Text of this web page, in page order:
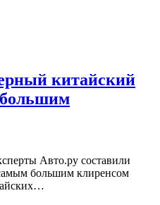
китайский
Авто.ру составили
большим клиренсом